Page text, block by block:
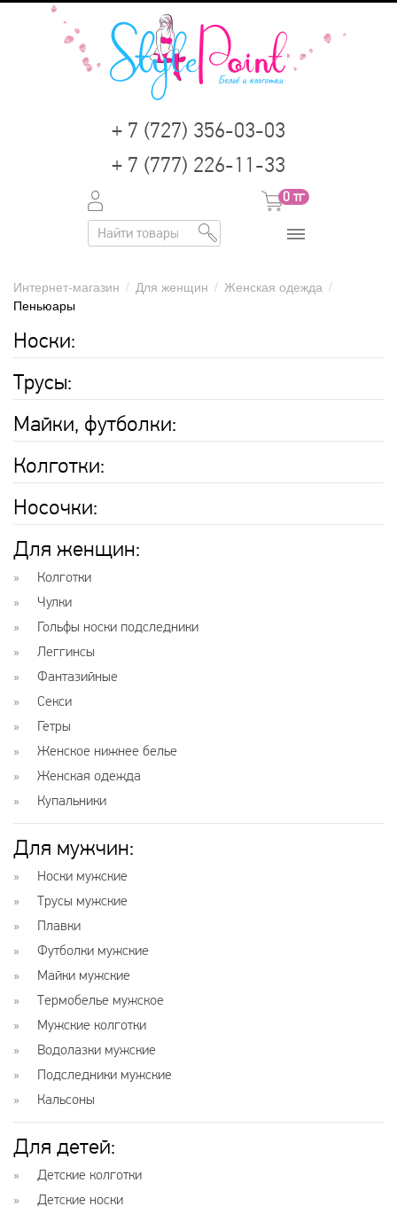
+ 7 (727) 356-03-03
+ 7 (777) 226-11-33
0 тг
Интернет-магазин / Для женщин / Женская одежда /
Пеньюары
Носки:
Трусы:
Майки, футболки:
Колготки:
Носочки:
Для женщин:
Колготки
Чулки
Гольфы носки подследники
Леггинсы
Фантазийные
Секси
Гетры
Женское нижнее белье
Женская одежда
Купальники
Для мужчин:
Носки мужские
Трусы мужские
Плавки
Футболки мужские
Майки мужские
Термобелье мужское
Мужские колготки
Водолазки мужские
Подследники мужские
Кальсоны
Для детей:
Детские колготки
Детские носки